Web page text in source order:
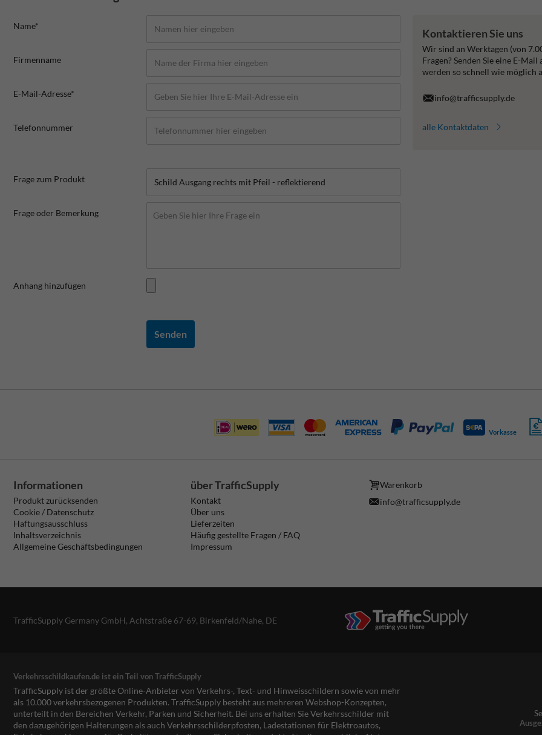
Name*
Firmenname
E-Mail-Adresse*
Telefonnummer
Frage zum Produkt
Frage oder Bemerkung
Anhang hinzufügen
Senden
Kontaktieren Sie uns
Wir sind an Werktagen (von
Fragen? Senden Sie eine E-Mail
werden so schnell wie möglich
info@trafficsupply.de
alle Kontaktdaten
Vorkasse
Informationen
Produkt zurücksenden
Cookie / Datenschutz
Haftungsausschluss
Inhaltsverzeichnis
Allgemeine Geschäftsbedingungen
über TrafficSupply
Kontakt
Über uns
Lieferzeiten
Häufig gestellte Fragen / FAQ
Impressum
Warenkorb
info@trafficsupply.de
TrafficSupply Germany GmbH, Achtstraße 67-69, Birkenfeld/Nahe, DE
Verkehrsschildkaufen.de ist ein Teil von TrafficSupply
TrafficSupply ist der größte Online-Anbieter von Verkehrs-, Text- und Hinweisschildern sowie von mehr
als 10.000 verkehrsbezogenen Produkten. TrafficSupply besteht aus mehreren Webshop-Konzepten,
unterteilt in den Bereichen Verkehr, Parken und Sicherheit. Bei uns erhalten Sie Verkehrsschilder mit
den dazugehörigen Halterungen als auch Verkehrsschilderpfosten, Ladestationen für Elektroautos,